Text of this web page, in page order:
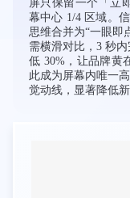
觉动线，显著降低